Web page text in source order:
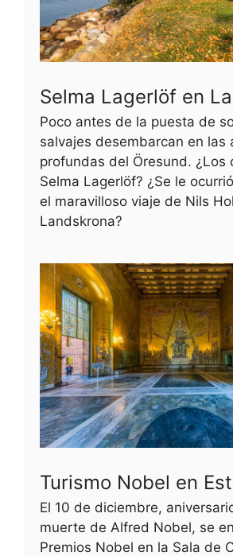
Selma Lagerlöf en
Poco antes de la puesta de
salvajes desembarcan en las
profundas del Öresund. ¿Los
Selma Lagerlöf? ¿Se le
el maravilloso viaje de Nils
Landskrona?
Turismo Nobel en
El 10 de diciembre,
muerte de Alfred Nobel, se
Premios Nobel en la Sala de